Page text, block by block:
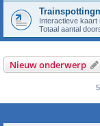
Interactieve kaart
Totaal aantal
Nieuw onderwerp